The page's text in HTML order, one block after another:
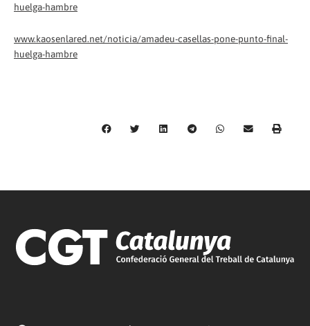
huelga-hambre
www.kaosenlared.net/noticia/amadeu-casellas-pone-punto-final-
huelga-hambre